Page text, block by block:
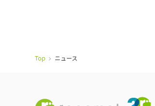
Top ニュース